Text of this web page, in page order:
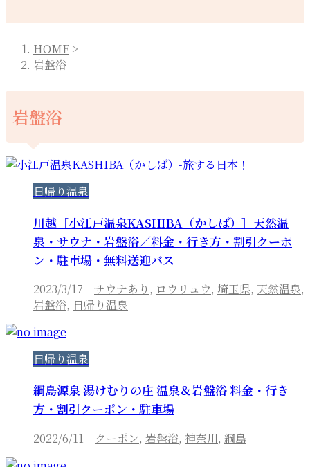
HOME >
岩盤浴
岩盤浴
日帰り温泉
川越［小江戸温泉KASHIBA（かしば）］天然温
泉・サウナ・岩盤浴／料金・行き方・割引クーポ
ン・駐車場・無料送迎バス
2023/3/17 サウナあり , ロウリュウ, 埼玉県, 天然温泉,
岩盤浴, 日帰り温泉
日帰り温泉
綱島源泉 湯けむりの庄 温泉＆岩盤浴 料金・行き
方・割引クーポン・駐車場
2022/6/11 クーポン, 岩盤浴, 神奈川, 綱島